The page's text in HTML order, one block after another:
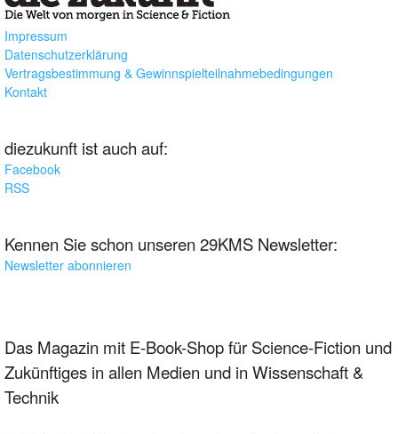
Impressum
Datenschutzerklärung
Vertragsbestimmung & Gewinnspielteilnahmebedingungen
Kontakt
diezukunft ist auch auf:
Facebook
RSS
Kennen Sie schon unseren 29KMS Newsletter:
Newsletter abonnieren
Das Magazin mit E-Book-Shop für Science-Fiction und
Zukünftiges in allen Medien und in Wissenschaft &
Technik